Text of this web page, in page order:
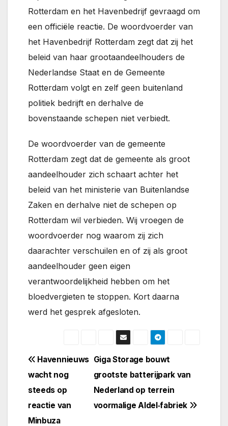
Rotterdam en het Havenbedrijf gevraagd om
een officiële reactie. De woordvoerder van
het Havenbedrijf Rotterdam zegt dat zij het
beleid van haar grootaandeelhouders de
Nederlandse Staat en de Gemeente
Rotterdam volgt en zelf geen buitenland
politiek bedrijft en derhalve de
bovenstaande schepen niet verbiedt.
De woordvoerder van de gemeente
Rotterdam zegt dat de gemeente als groot
aandeelhouder zich schaart achter het
beleid van het ministerie van Buitenlandse
Zaken en derhalve niet de schepen op
Rotterdam wil verbieden. Wij vroegen de
woordvoerder nog waarom zij zich
daarachter verschuilen en of zij als groot
aandeelhouder geen eigen
verantwoordelijkheid hebben om het
bloedvergieten te stoppen. Kort daarna
werd het gesprek afgesloten.
Bericht
navigatie
Giga Storage bouwt
grootste batterijpark van
Nederland op terrein
voormalige Aldel‑fabriek
Havennieuws
wacht nog
steeds op
reactie van
Minbuza